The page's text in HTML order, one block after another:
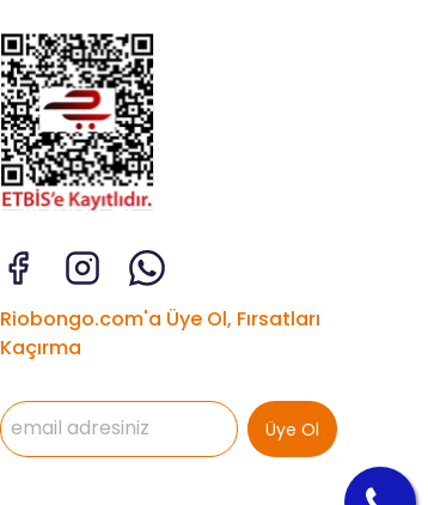
Riobongo.com'a Üye Ol, Fırsatları
Kaçırma
Üye Ol